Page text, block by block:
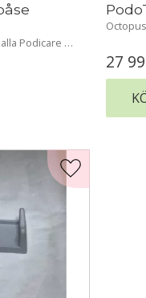
Podicare
27
Lägg till i